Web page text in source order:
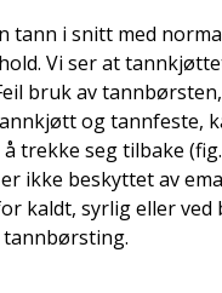
tann i snitt med
Vi ser at
bruk av
og tannfeste,
trekke seg tilbake
ikke beskyttet av
kaldt, syrlig eller
tannbørsting.